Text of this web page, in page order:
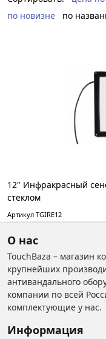
по новизне
по
12" Инфракрасный
стеклом
Артикул TGIRE12
О нас
TouchBaza – магазин
крупнейших
антивандального
компании по всей
комплектующие у нас.
Информация